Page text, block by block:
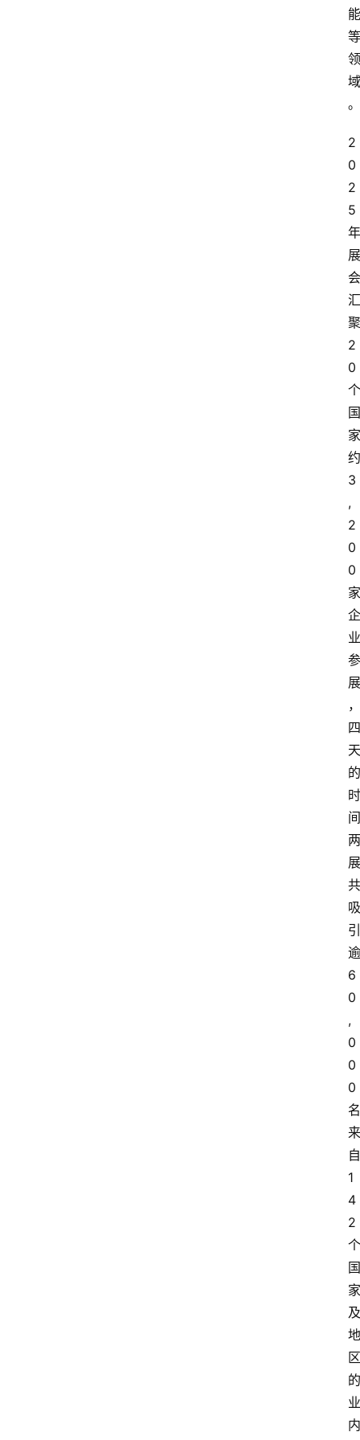
能
等
领
域
。
2
0
2
5
年
展
会
汇
聚
2
0
个
国
家
约
3
,
2
0
0
家
企
业
参
展
，
四
天
的
时
间
两
展
共
吸
引
逾
6
0
,
0
0
0
名
来
自
1
4
2
个
国
家
及
地
区
的
业
内